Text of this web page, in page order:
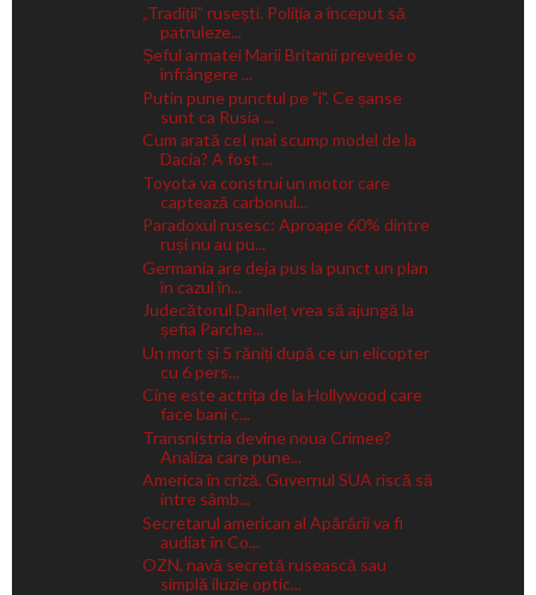
„Tradiții” rusești. Poliția a început să
patruleze...
Șeful armatei Marii Britanii prevede o
înfrângere ...
Putin pune punctul pe "i". Ce șanse
sunt ca Rusia ...
Cum arată ceI mai scump model de la
Dacia? A fost ...
Toyota va construi un motor care
captează carbonul...
Paradoxul rusesc: Aproape 60% dintre
ruși nu au pu...
Germania are deja pus la punct un plan
în cazul în...
Judecătorul Danileț vrea să ajungă la
șefia Parche...
Un mort și 5 răniți după ce un elicopter
cu 6 pers...
Cine este actrița de la Hollywood care
face bani c...
Transnistria devine noua Crimee?
Analiza care pune...
America în criză. Guvernul SUA riscă să
intre sâmb...
Secretarul american al Apărării va fi
audiat în Co...
OZN, navă secretă rusească sau
simplă iluzie optic...